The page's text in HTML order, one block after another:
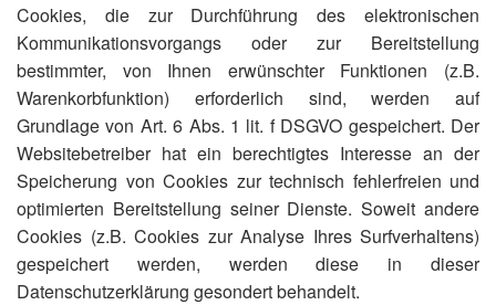
Cookies, die zur Durchführung des elektronischen
Kommunikationsvorgangs oder zur Bereitstellung
bestimmter, von Ihnen erwünschter Funktionen (z.B.
Warenkorbfunktion) erforderlich sind, werden auf
Grundlage von Art. 6 Abs. 1 lit. f DSGVO gespeichert. Der
Websitebetreiber hat ein berechtigtes Interesse an der
Speicherung von Cookies zur technisch fehlerfreien und
optimierten Bereitstellung seiner Dienste. Soweit andere
Cookies (z.B. Cookies zur Analyse Ihres Surfverhaltens)
gespeichert werden, werden diese in dieser
Datenschutzerklärung gesondert behandelt.